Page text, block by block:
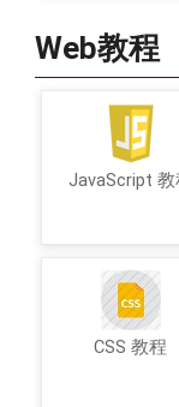
Web教程
JavaScript 教
CSS 教程